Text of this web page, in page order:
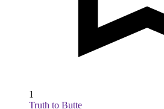
1
Truth to Butte